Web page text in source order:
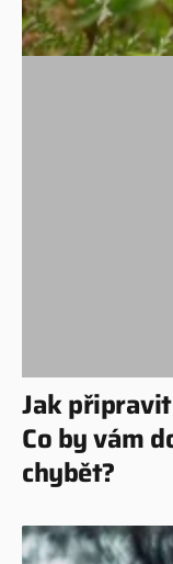
Jak
Co by vám
chybět?